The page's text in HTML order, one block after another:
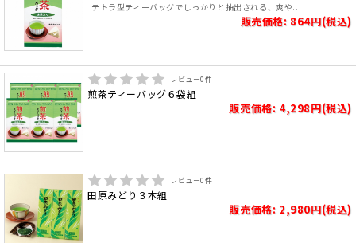
テトラ型ティーバッグでしっかりと抽出される、爽や..
販売価格: 864円(税込)
レビュー0件
煎茶ティーバッグ６袋組
販売価格: 4,298円(税込)
レビュー0件
田原みどり３本組
販売価格: 2,980円(税込)